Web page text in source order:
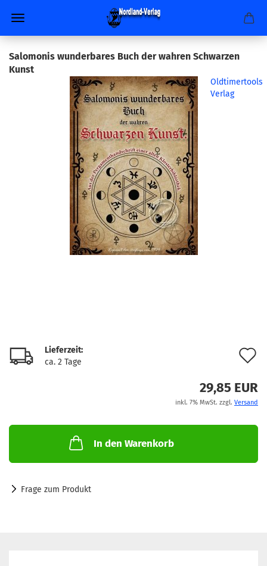
Salomonis wunderbares Buch der wahren Schwarzen
Kunst
Oldtimertools
Verlag
Lieferzeit:
ca. 2 Tage
29,85 EUR
inkl. 7% MwSt. zzgl. Versand
In den Warenkorb
Frage zum Produkt